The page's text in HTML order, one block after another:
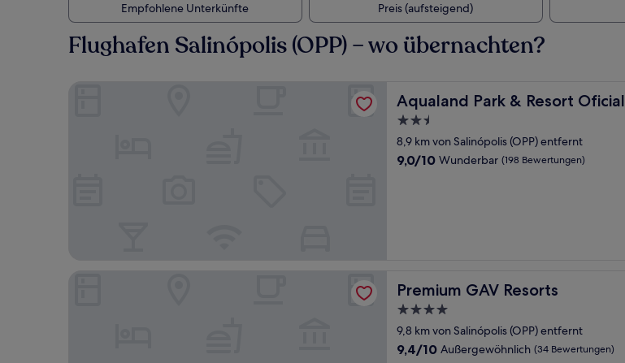
Empfohlene Unterkünfte
Preis (aufsteigend)
Flughafen Salinópolis (OPP) – wo übernachten?
Aqualand Park & Resort Oficial
Aqualand Park & Resort Oficial
2.5-
Sterne-
Unterkunft
8,9 km von Salinópolis (OPP) entfernt
9.0
9,0/10 Wunderbar (198 Bewertungen)
Premium GAV Resorts
Premium GAV Resorts
4.0-
Sterne-
Unterkunft
9,8 km von Salinópolis (OPP) entfernt
9.4
9,4/10 Außergewöhnlich (34 Bewertungen)
Premium GAV Resorts